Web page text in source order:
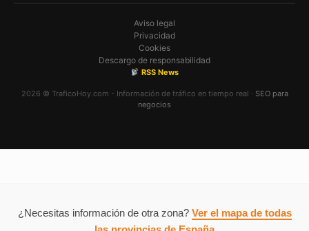
Aviso legal
Privacidad
Cookies
Descargo de responsabilidad
RSS News
2026 © TraficoHoy.com - Información de tráfico en tiempo real · SEO para
negocios
¿Necesitas información de otra zona? Ver el mapa de todas